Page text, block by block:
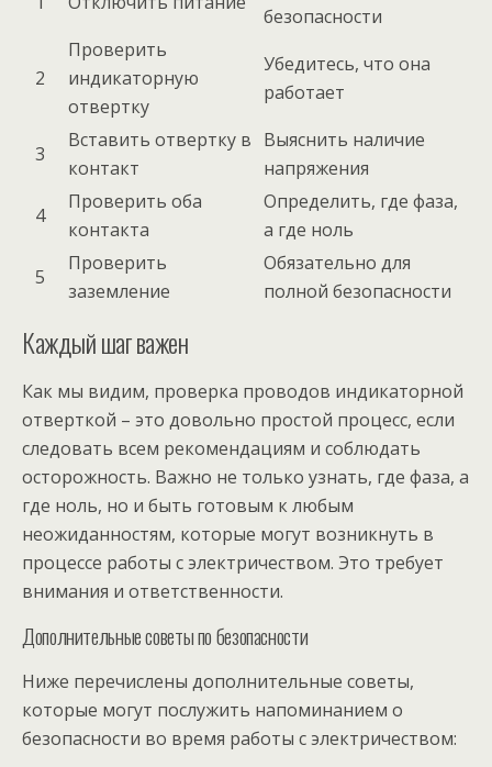
безопасности
2
Проверить
индикаторную
отвертку
Убедитесь, что она
работает
3
Вставить отвертку в
контакт
Выяснить наличие
напряжения
4
Проверить оба
контакта
Определить, где фаза,
а где ноль
5
Проверить
заземление
Обязательно для
полной безопасности
Каждый шаг важен
Как мы видим, проверка проводов индикаторной
отверткой – это довольно простой процесс, если
следовать всем рекомендациям и соблюдать
осторожность. Важно не только узнать, где фаза, а
где ноль, но и быть готовым к любым
неожиданностям, которые могут возникнуть в
процессе работы с электричеством. Это требует
внимания и ответственности.
Дополнительные советы по безопасности
Ниже перечислены дополнительные советы,
которые могут послужить напоминанием о
безопасности во время работы с электричеством: